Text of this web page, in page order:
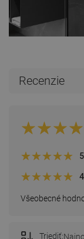
Recenzie
Všeobecné
Triediť: